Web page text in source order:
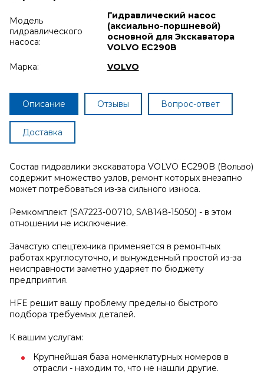
Модель
гидравлического
насоса:
Гидравлический насос
(аксиально-поршневой)
основной для Экскаватора
VOLVO EC290B
Марка:
VOLVO
Описание Отзывы Вопрос-ответ
Доставка
Состав гидравлики экскаватора VOLVO EC290B (Вольво)
содержит множество узлов, ремонт которых внезапно
может потребоваться из-за сильного износа.
Ремкомплект (SA7223-00710, SA8148-15050) - в этом
отношении не исключение.
Зачастую спецтехника применяется в ремонтных
работах круглосуточно, и вынужденный простой из-за
неисправности заметно ударяет по бюджету
предприятия.
HFE решит вашу проблему предельно быстрого
подбора требуемых деталей.
К вашим услугам:
Крупнейшая база номенклатурных номеров в
отрасли - находим то, что не нашли другие.